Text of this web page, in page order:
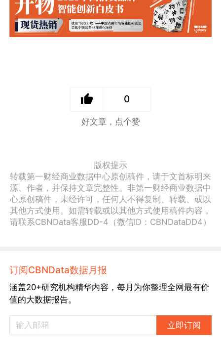
0
好文章，点个赞
版权提示
转载第一财经商业数据中心原创稿件，请于文首标明来
源、作者，并保持文章完整性。非第一财经商业数据中
心原创稿件，未经许可，任何人不得复制、转载、或以
其他方式使用。如需转载或以其他方式使用稿件内容，
请联系CBNData客服DD-4（微信ID：CBNDataDD4）
订阅CBNData数据月报
涵盖20+研究机构精华内容，每月为你整理全网最有价
值的大数据报告。
立即订阅